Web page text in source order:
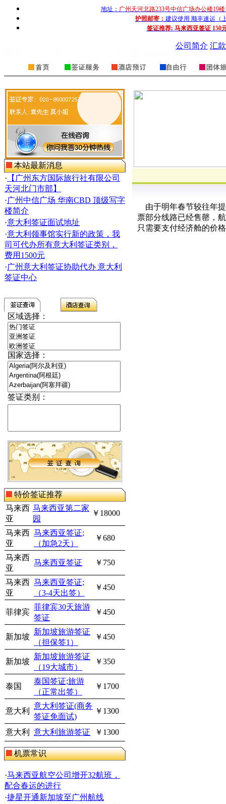
地址： 广州天河北路233号中信广场办公楼19
护照邮寄： 建议使用 顺丰速运（
签证推荐: 马来西亚签证 150
公司简介 汇
本站最新消息
· 【广州东方国际旅行社有限公司
天河北门市部】
·广州中信广场 华南CBD 顶级写字
楼简介
·意大利签证面试地址
·意大利领事馆实行新的政策，我
司可代办所有意大利签证类别，
费用1500元
·广州意大利签证协助代办 意大利
签证中心
区域选择：
国家选择：
签证类别：
特价签证推荐
马来西
亚
马来西亚第二家
园
￥18000
马来西
亚
马来西亚签证;
（加急2天）
￥680
马来西
亚
马来西亚签证 ￥750
马来西
亚
马来西亚签证;
（3-4天出签）
￥450
菲律宾
菲律宾30天旅游
签证
￥450
新加坡
新加坡旅游签证
（担保签1）
￥450
新加坡
新加坡旅游签证
（19大城市）
￥350
泰国
泰国签证;旅游
（正常出签）
￥1700
意大利
意大利签证(商务
签证免面试)
￥1300
意大利 意大利旅游签证 ￥1300
机票常识
·马来西亚航空公司增开32航班，
配合春运的进行
·捷星开通新加坡至广州航线
由于明年春节较往年
票部分线路已经售罄，
只需要支付经济舱的价